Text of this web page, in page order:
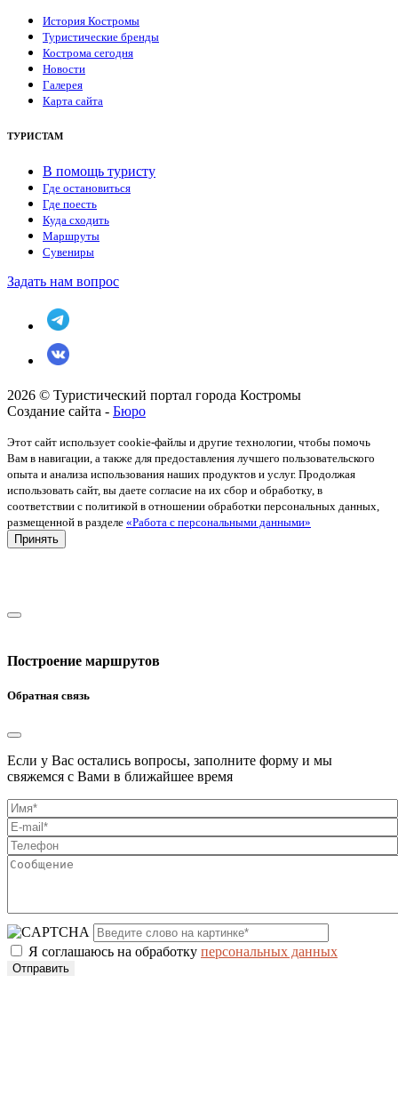
История Костромы
Туристические бренды
Кострома сегодня
Новости
Галерея
Карта сайта
ТУРИСТАМ
В помощь туристу
Где остановиться
Где поесть
Куда сходить
Маршруты
Сувениры
Задать нам вопрос
2026 © Туристический портал города Костромы
Создание сайта - Бюро
Этот сайт использует cookie-файлы и другие технологии, чтобы помочь
Вам в навигации, а также для предоставления лучшего пользовательского
опыта и анализа использования наших продуктов и услуг. Продолжая
использовать сайт, вы даете согласие на их сбор и обработку, в
соответствии с политикой в отношении обработки персональных данных,
размещенной в разделе «Работа с персональными данными»
Принять
Построение маршрутов
Обратная связь
Если у Вас остались вопросы, заполните форму и мы
свяжемся с Вами в ближайшее время
Я соглашаюсь на обработку персональных данных